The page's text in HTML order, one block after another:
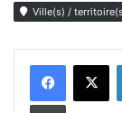
Ville(s) /
Imprimer